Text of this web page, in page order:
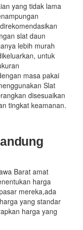
yang tidak lama
slat daun
lebih murah
untuk
masa pakai
Slat
disesuaikan
tingkat keamanan.
Barat amat
harga
mereka,ada
yang standar
harga yang